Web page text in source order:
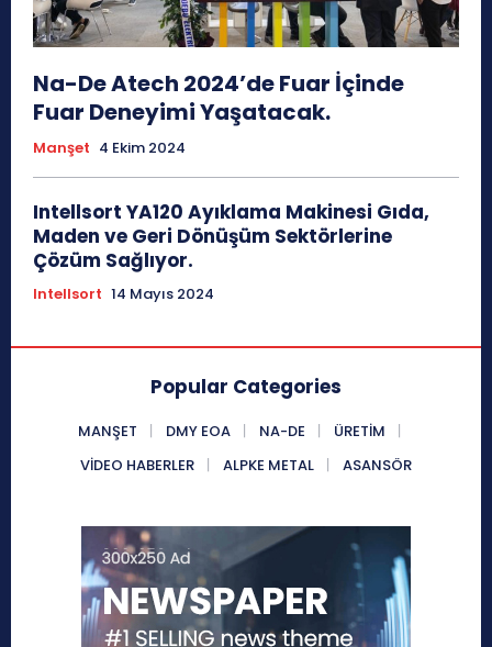
Na-De Atech 2024’de Fuar İçinde
Fuar Deneyimi Yaşatacak.
Manşet 4 Ekim 2024
Intellsort YA120 Ayıklama Makinesi Gıda,
Maden ve Geri Dönüşüm Sektörlerine
Çözüm Sağlıyor.
Intellsort 14 Mayıs 2024
Popular Categories
MANŞET DMY EOA NA-DE
ÜRETIM
VIDEO HABERLER
ALPKE METAL ASANSÖR